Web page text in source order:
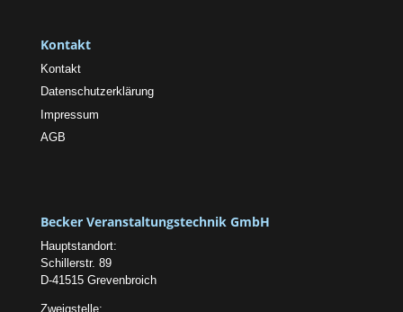
Kontakt
Kontakt
Datenschutzerklärung
Impressum
AGB
Becker Veranstaltungstechnik GmbH
Hauptstandort:
Schillerstr. 89
D-41515 Grevenbroich
Zweigstelle: